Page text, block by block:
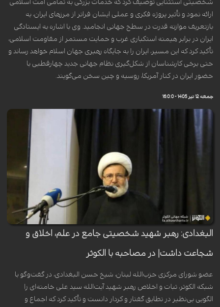
شخصیتی استثنایی توصیف کرد که خدمات بزرگی به تمامی امت اسلامی
ارائه نمود و تأثیر پروژه فکری و عملی ایشان فراتر از مرزهای ایران، به
بازتعریف موازنه قدرت در سطح جهانی انجامید. وی با اشاره به ایستادگی
ایران در برابر هیمنه استکباری غرب و حمایت مستمر از مقاومت اسلامی،
تأکید کرد که این مسیر، ایران را به جایگاه رهبری جهان اسلام خواهد رساند و
حتی برخی کارشناسان از شکل‌گیری نظام جهانی جدید چهارقطبی با
حضور ایران در کنار آمریکا، روسیه و چین سخن می‌گویند.
جمعه 12 تیر 1405 - 16:0:0
البغدادی: رهبر شهید شخصیتی جامع در علم، اخلاق و
شجاعت داشت| در مصاحبه با الکوثر
عضو شورای مرکزی حزب‌الله لبنان، شیخ حسن البغدادی، در گفت‌وگو با
شبکه الکوثر، ثبات و اخلاص رهبر شهید آیت‌الله سید علی خامنه‌ای را
الگویی بی‌نظیر در تطابق گفتار و کردار دانست و تأکید کرد که اجماع و